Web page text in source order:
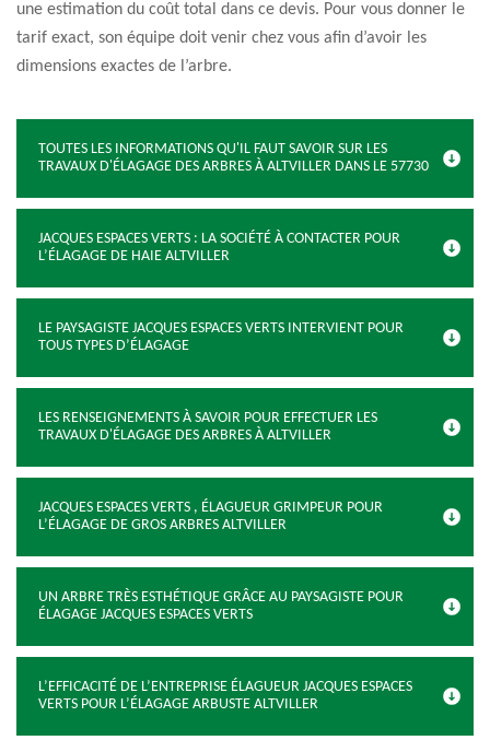
une estimation du coût total dans ce devis. Pour vous donner le
tarif exact, son équipe doit venir chez vous afin d’avoir les
dimensions exactes de l’arbre.
TOUTES LES INFORMATIONS QU'IL FAUT SAVOIR SUR LES
TRAVAUX D'ÉLAGAGE DES ARBRES À ALTVILLER DANS LE 57730
JACQUES ESPACES VERTS : LA SOCIÉTÉ À CONTACTER POUR
L’ÉLAGAGE DE HAIE ALTVILLER
LE PAYSAGISTE JACQUES ESPACES VERTS INTERVIENT POUR
TOUS TYPES D’ÉLAGAGE
LES RENSEIGNEMENTS À SAVOIR POUR EFFECTUER LES
TRAVAUX D'ÉLAGAGE DES ARBRES À ALTVILLER
JACQUES ESPACES VERTS , ÉLAGUEUR GRIMPEUR POUR
L’ÉLAGAGE DE GROS ARBRES ALTVILLER
UN ARBRE TRÈS ESTHÉTIQUE GRÂCE AU PAYSAGISTE POUR
ÉLAGAGE JACQUES ESPACES VERTS
L’EFFICACITÉ DE L’ENTREPRISE ÉLAGUEUR JACQUES ESPACES
VERTS POUR L’ÉLAGAGE ARBUSTE ALTVILLER